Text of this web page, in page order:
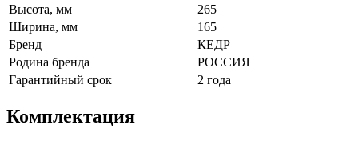
Высота, мм
265
Ширина, мм
165
Бренд
КЕДР
Родина бренда
РОССИЯ
Гарантийный срок
2 года
Комплектация